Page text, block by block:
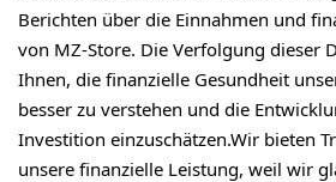
Berichten über die Einnahmen und
von MZ-Store. Die Verfolgung dieser
Ihnen, die finanzielle Gesundheit
besser zu verstehen und die
Investition einzuschätzen.Wir bieten
unsere finanzielle Leistung, weil wir